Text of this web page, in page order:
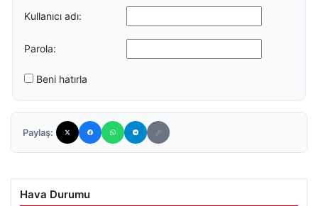
Kullanıcı adı:
Parola:
Beni hatırla
Paylaş:
Hava Durumu